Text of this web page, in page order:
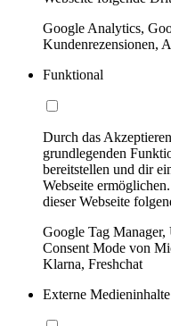
Google Analytics,
Kundenrezensionen,
Funktional
Durch das
grundlegenden
bereitstellen und dir
Webseite
dieser Webseite
Google Tag
Consent Mode von
Klarna, Freshchat
Externe Medieninhalte